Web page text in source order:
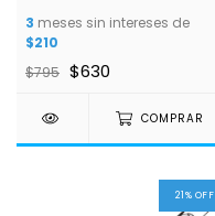
3 meses sin intereses de
$210
$795 $630
COMPRAR
21 % OFF